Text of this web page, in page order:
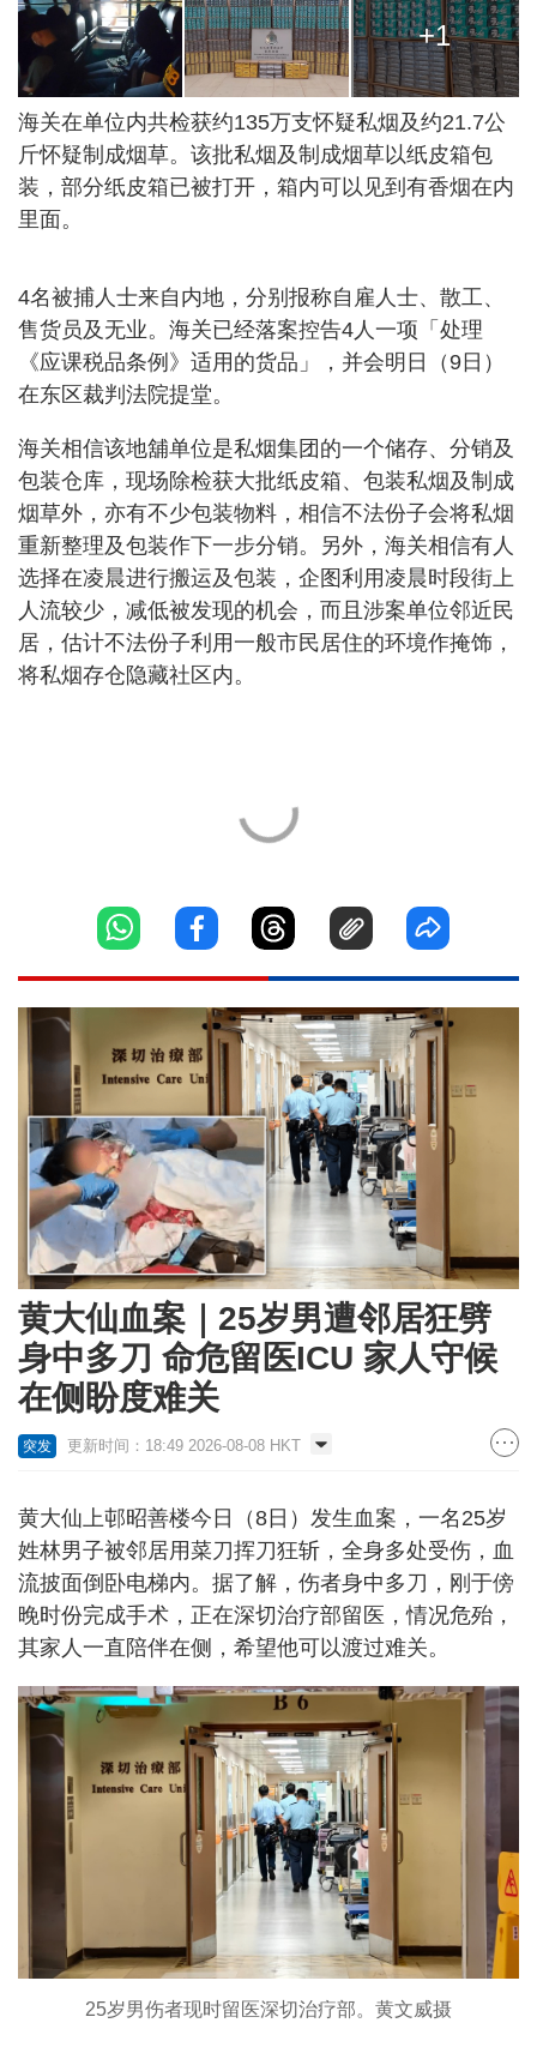
+1
海关在单位内共检获约135万支怀疑私烟及约21.7公
斤怀疑制成烟草。该批私烟及制成烟草以纸皮箱包
装，部分纸皮箱已被打开，箱内可以见到有香烟在内
里面。
4名被捕人士来自内地，分别报称自雇人士、散工、
售货员及无业。海关已经落案控告4人一项「处理
《应课税品条例》适用的货品」，并会明日（9日）
在东区裁判法院提堂。
海关相信该地舖单位是私烟集团的一个储存、分销及
包装仓库，现场除检获大批纸皮箱、包装私烟及制成
烟草外，亦有不少包装物料，相信不法份子会将私烟
重新整理及包装作下一步分销。另外，海关相信有人
选择在凌晨进行搬运及包装，企图利用凌晨时段街上
人流较少，减低被发现的机会，而且涉案单位邻近民
居，估计不法份子利用一般市民居住的环境作掩饰，
将私烟存仓隐藏社区内。
黄大仙血案｜25岁男遭邻居狂劈
身中多刀 命危留医ICU 家人守候
在侧盼度难关
突发 更新时间：18:49 2026-08-08 HKT
黄大仙上邨昭善楼今日（8日）发生血案，一名25岁
姓林男子被邻居用菜刀挥刀狂斩，全身多处受伤，血
流披面倒卧电梯内。据了解，伤者身中多刀，刚于傍
晚时份完成手术，正在深切治疗部留医，情况危殆，
其家人一直陪伴在侧，希望他可以渡过难关。
25岁男伤者现时留医深切治疗部。黄文威摄